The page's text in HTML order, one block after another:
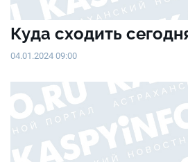
Куда сходить
04.01.2024 09:00